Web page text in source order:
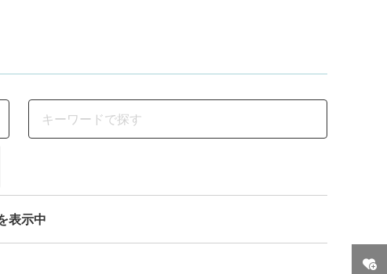
表示中